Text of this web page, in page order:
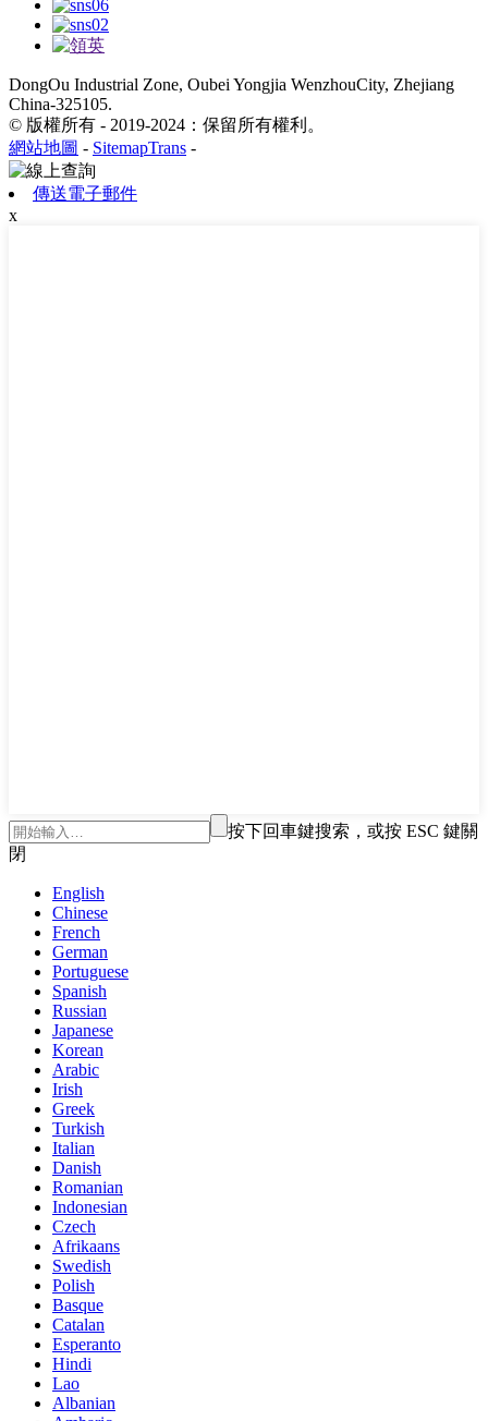
DongOu Industrial Zone, Oubei Yongjia WenzhouCity, Zhejiang
China-325105.
© 版權所有 - 2019-2024：保留所有權利。
網站地圖 - SitemapTrans -
傳送電子郵件
x
按下回車鍵搜索，或按 ESC 鍵關
閉
English
Chinese
French
German
Portuguese
Spanish
Russian
Japanese
Korean
Arabic
Irish
Greek
Turkish
Italian
Danish
Romanian
Indonesian
Czech
Afrikaans
Swedish
Polish
Basque
Catalan
Esperanto
Hindi
Lao
Albanian